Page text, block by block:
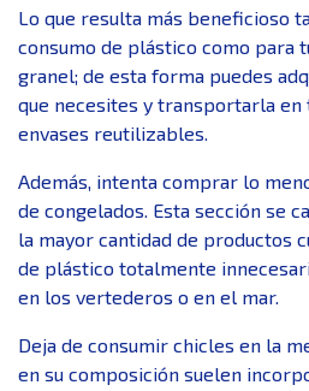
Lo que resulta más beneficioso
consumo de plástico como para
granel; de esta forma puedes
que necesites y transportarla en
envases reutilizables.
Además, intenta comprar lo
de congelados. Esta sección se
la mayor cantidad de productos
de plástico totalmente
en los vertederos o en el mar.
Deja de consumir chicles en la
en su composición suelen